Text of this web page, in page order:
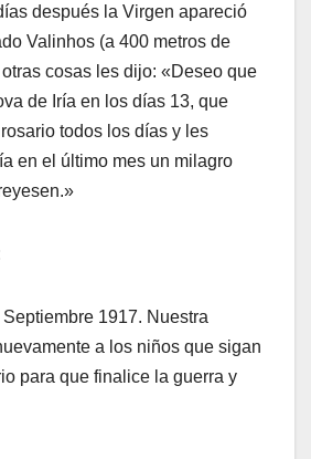
después la Virgen apareció
Valinhos (a 400 metros de
cosas les dijo: «Deseo que
de Iría en los días 13, que
todos los días y les
en el último mes un milagro
1917. Nuestra
a los niños que sigan
para que finalice la guerra y